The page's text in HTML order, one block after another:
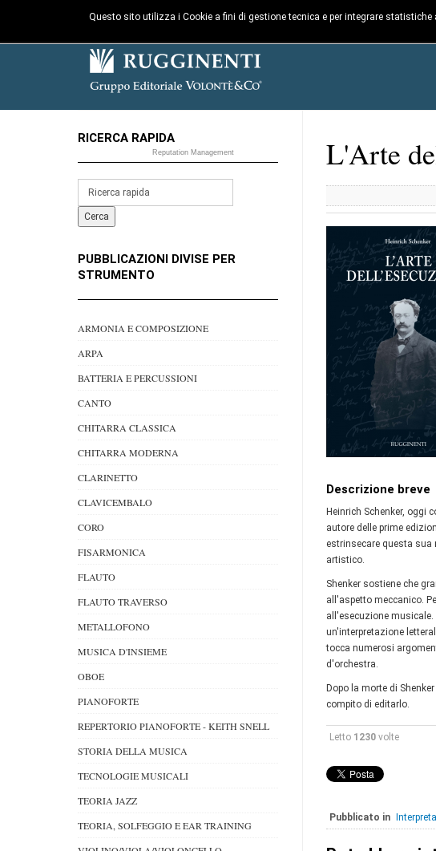
L'Arte
Descrizione breve
Heinrich Schenker, oggi
autore delle prime
estrinsecare questa sua
artistico.
Shenker sostiene che
all'aspetto meccanico.
all'esecuzione
un'interpretazione
tocca numerosi
d'orchestra.
Dopo la morte di
compito di editarlo.
Letto 1230 volte
Pubblicato in
RICERCA RAPIDA
PUBBLICAZIONI DIVISE PER
STRUMENTO
ARMONIA E COMPOSIZIONE
ARPA
BATTERIA E PERCUSSIONI
CANTO
CHITARRA CLASSICA
CHITARRA MODERNA
CLARINETTO
CLAVICEMBALO
CORO
FISARMONICA
FLAUTO
FLAUTO TRAVERSO
METALLOFONO
MUSICA D'INSIEME
OBOE
PIANOFORTE
REPERTORIO PIANOFORTE - KEITH SNELL
STORIA DELLA MUSICA
TECNOLOGIE MUSICALI
TEORIA JAZZ
TEORIA, SOLFEGGIO E EAR TRAINING
Reputation Management
Questo sito utilizza i Cookie a fini di gestione tecnica e per integrare